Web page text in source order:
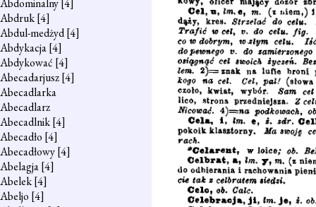
Abdominalny[4]
Abdruk[4]
Abdul-medżyd[4]
Abdykacja[4]
Abdykować [4]
Abecadarjusz[4]
Abecadlarka
Abecadlarz
Abecadlnik[4]
Abecadło [4]
Abecadłowy[4]
Abelagja[4]
Abelek[4]
Abeljo [4]